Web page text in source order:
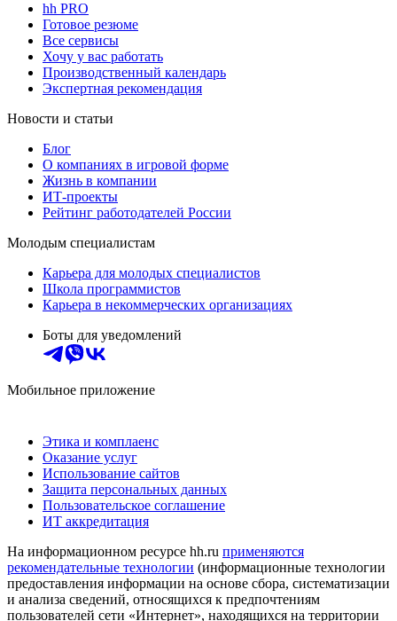
hh PRO
Готовое резюме
Все сервисы
Хочу у вас работать
Производственный календарь
Экспертная рекомендация
Новости и статьи
Блог
О компаниях в игровой форме
Жизнь в компании
ИТ-проекты
Рейтинг работодателей России
Молодым специалистам
Карьера для молодых специалистов
Школа программистов
Карьера в некоммерческих организациях
Боты для уведомлений
Мобильное приложение
Этика и комплаенс
Оказание услуг
Использование сайтов
Защита персональных данных
Пользовательское соглашение
ИТ аккредитация
На информационном ресурсе hh.ru применяются
рекомендательные технологии (информационные технологии
предоставления информации на основе сбора, систематизации
и анализа сведений, относящихся к предпочтениям
пользователей сети «Интернет», находящихся на территории